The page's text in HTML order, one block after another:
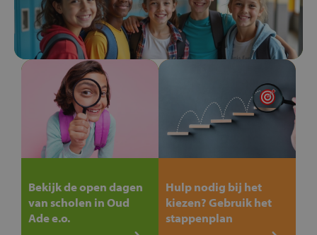
Bekijk de open dagen
van scholen in Oud
Ade e.o.
Hulp nodig bij het
kiezen? Gebruik het
stappenplan